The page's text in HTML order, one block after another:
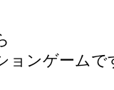
ョンゲームで